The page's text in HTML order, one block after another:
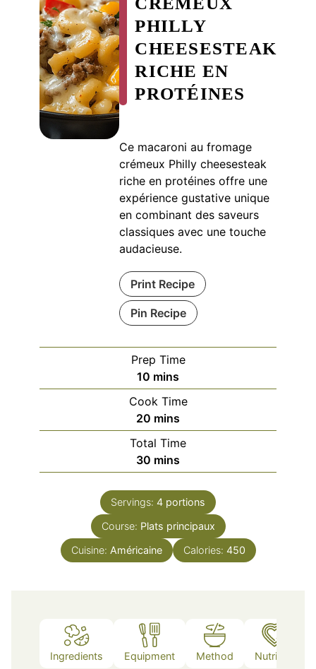
PHILLY
CHEESESTEAK
RICHE EN
PROTÉINES
Ce macaroni au fromage
crémeux Philly cheesesteak
riche en protéines offre une
expérience gustative unique
en combinant des saveurs
classiques avec une touche
audacieuse.
Print Recipe
Pin Recipe
Prep Time
10 minutes
mins
Cook Time
20 minutes
mins
Total Time
30 minutes
mins
Servings: 4 portions
Course: Plats principaux
Cuisine: Américaine Calories: 450
Ingredients Equipment Method Nutrition